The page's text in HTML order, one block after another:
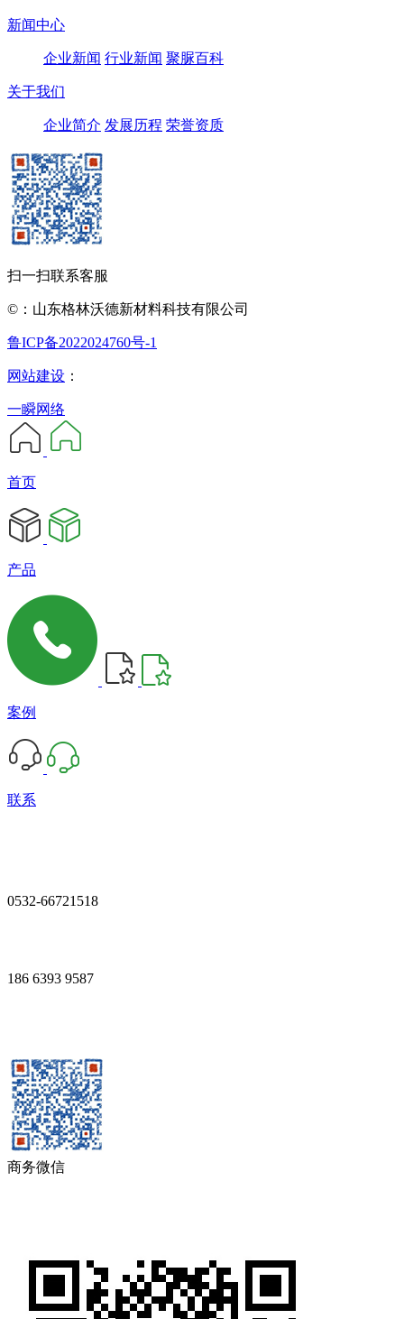
新闻中心
企业新闻 行业新闻 聚脲百科
关于我们
企业简介 发展历程 荣誉资质
扫一扫联系客服
©：山东格林沃德新材料科技有限公司
鲁ICP备2022024760号-1
网站建设 ：
一瞬网络
首页
产品
案例
联系
0532-66721518
186 6393 9587
商务微信